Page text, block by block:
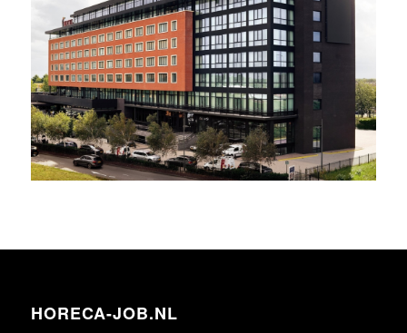
HORECA-JOB.NL